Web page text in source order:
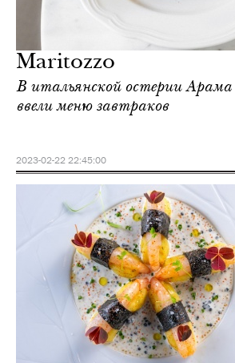
Maritozzo
В итальянской остерии
ввели меню завтраков
2023-02-22 22:45:00
среда